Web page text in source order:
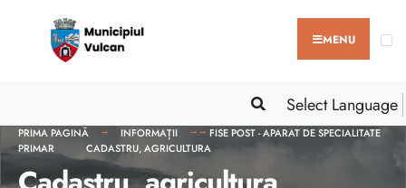
MENU
Select Language
PRIMA PAGINĂ INFORMAȚII
FISE POST - APARAT DE SPECIALITATE
PRIMAR
CADASTRU, AGRICULTURA